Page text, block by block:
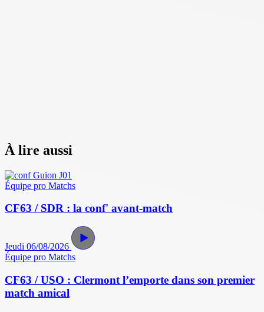
À lire aussi
Équipe pro Matchs
CF63 / SDR : la conf' avant-match
Jeudi 06/08/2026
Équipe pro Matchs
CF63 / USO : Clermont l’emporte dans son premier
match amical